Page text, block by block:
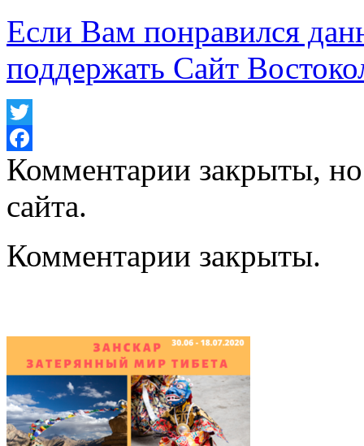
Если Вам понравился
поддержать Сайт
Twitter
Facebook
Комментарии закрыты,
сайта.
Комментарии закрыты.